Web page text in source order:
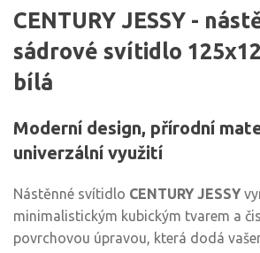
CENTURY JESSY -
sádrové svítidlo
bílá
Moderní design, přírodní
univerzální využití
Nástěnné svítidlo CENTURY JESSY
minimalistickým kubickým tvarem a
povrchovou úpravou, která dodá